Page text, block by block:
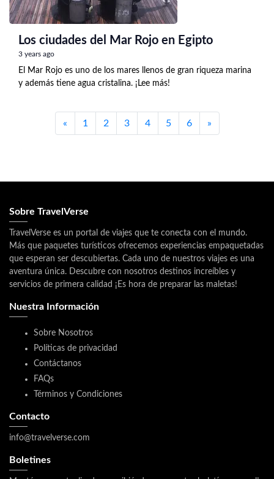
Los ciudades del Mar Rojo en Egipto
3 years ago
El Mar Rojo es uno de los mares llenos de gran riqueza marina
y además tiene agua cristalina. ¡Lee más!
«Previous
1 2 3 4 5 6 »Next
Sobre TravelVerse
TravelVerse es un portal de viajes que te conecta con el mundo.
Más que paquetes turísticos ofrecemos experiencias empaquetadas
que esperan ser descubiertas. Cada uno de nuestros viajes es una
aventura única. Descubre con nosotros destinos increíbles y
servicios de primera calidad ¡Es hora de preparar las maletas!
Nuestra Información
Sobre Nosotros
Políticas de privacidad
Contáctanos
FAQs
Términos y Condiciones
Contacto
info@travelverse.com
Boletines